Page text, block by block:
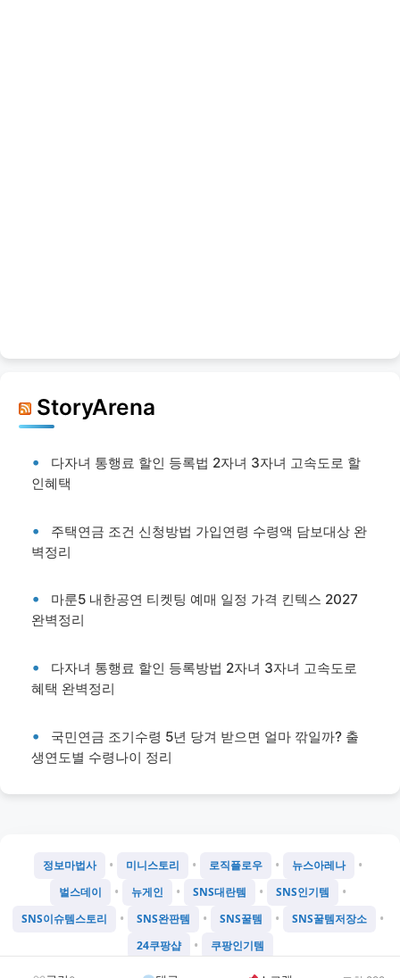
StoryArena
다자녀 통행료 할인 등록법 2자녀 3자녀 고속도로 할
인혜택
주택연금 조건 신청방법 가입연령 수령액 담보대상 완
벽정리
마룬5 내한공연 티켓팅 예매 일정 가격 킨텍스 2027
완벽정리
다자녀 통행료 할인 등록방법 2자녀 3자녀 고속도로
혜택 완벽정리
국민연금 조기수령 5년 당겨 받으면 얼마 깎일까? 출
생연도별 수령나이 정리
정보마법사 • 미니스토리 • 로직플로우 • 뉴스아레나 •
벌스데이 • 뉴게인 • SNS대란템 • SNS인기템 •
SNS이슈템스토리 • SNS완판템 • SNS꿀템 • SNS꿀템저장소 •
24쿠팡샵 • 쿠팡인기템
©2026 Chatgtmini 프로젝트